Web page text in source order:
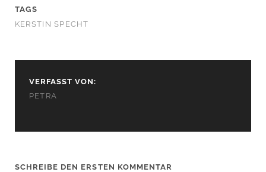
TAGS
KERSTIN SPECHT
VERFASST VON:
PETRA
SCHREIBE DEN ERSTEN KOMMENTAR